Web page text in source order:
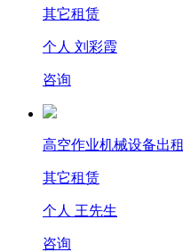
其它租赁
个人 刘彩霞
咨询
高空作业机械设备出租
其它租赁
个人 王先生
咨询